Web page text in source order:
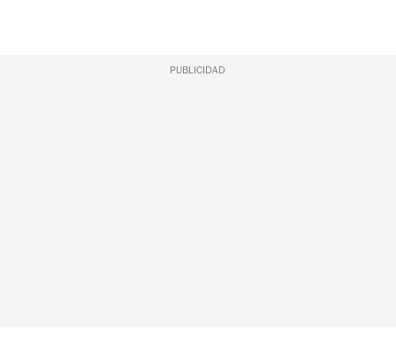
PUBLICIDAD